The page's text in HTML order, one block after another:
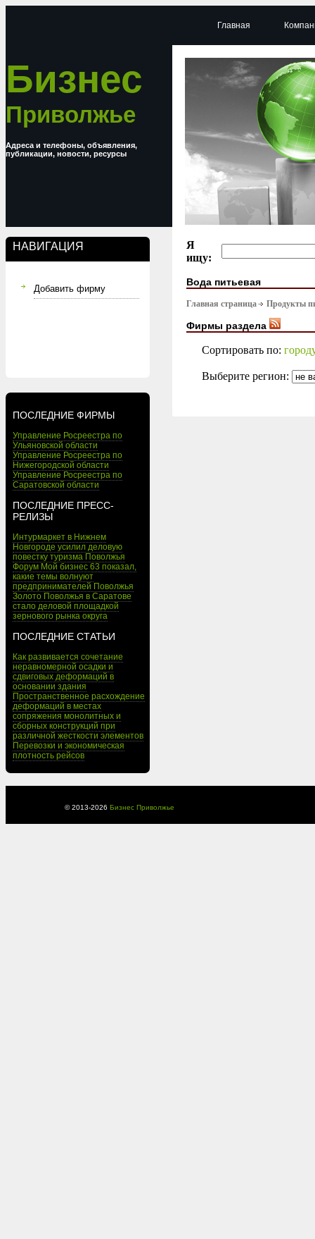
Бизнес
Приволжье
Адреса и телефоны, объявления,
публикации, новости, ресурсы
НАВИГАЦИЯ
Добавить фирму
ПОСЛЕДНИЕ ФИРМЫ
Управление Росреестра по
Ульяновской области
Управление Росреестра по
Нижегородской области
Управление Росреестра по
Саратовской области
ПОСЛЕДНИЕ ПРЕСС-
РЕЛИЗЫ
Интурмаркет в Нижнем
Новгороде усилил деловую
повестку туризма Поволжья
Форум Мой бизнес 63 показал,
какие темы волнуют
предпринимателей Поволжья
Золото Поволжья в Саратове
стало деловой площадкой
зернового рынка округа
ПОСЛЕДНИЕ СТАТЬИ
Как развивается сочетание
неравномерной осадки и
сдвиговых деформаций в
основании здания
Пространственное расхождение
деформаций в местах
сопряжения монолитных и
сборных конструкций при
различной жесткости элементов
Перевозки и экономическая
плотность рейсов
Главная
Я
ищу:
Вода питьевая
Главная страница Продукты
Фирмы раздела
Сортировать по:
Выберите регион:
© 2013-2026 Бизнес Приволжье